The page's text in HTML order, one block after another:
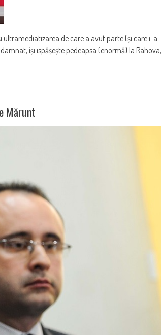
ultramediatizarea de care a avut parte (și care i-a
își ispășește pedeapsa (enormă) la Rahova,
Mărunt